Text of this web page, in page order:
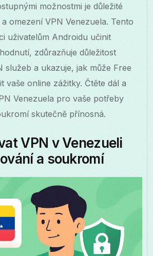
možnostmi je důležité
omezení VPN Venezuela. Tento
uživatelům Androidu učinit
zdůrazňuje důležitost
služeb a ukazuje, jak může Free
vaše online zážitky. Čtěte dál a
Venezuela pro vaše potřeby
skutečně přínosná.
VPN v Venezueli
a soukromí